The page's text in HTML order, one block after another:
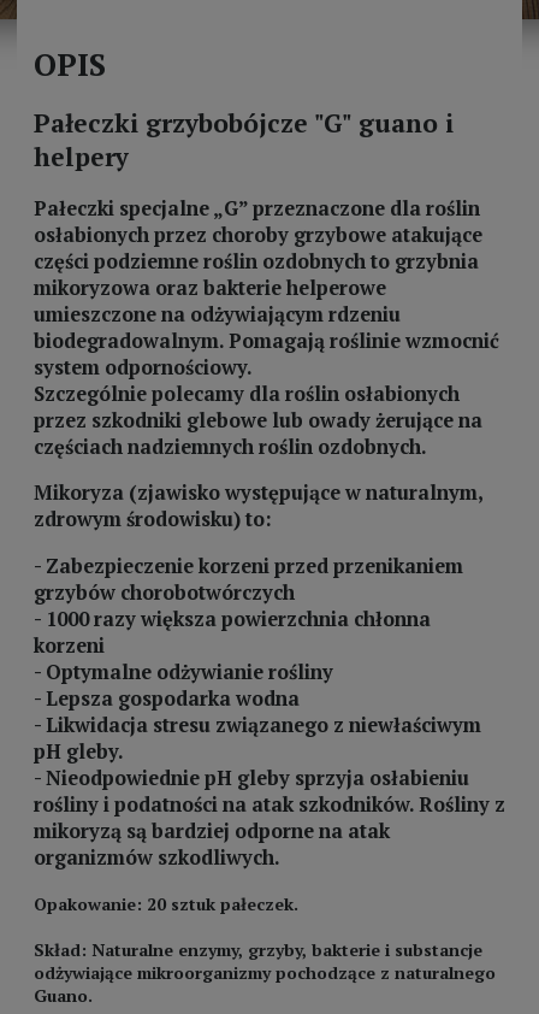
OPIS
Pałeczki grzybobójcze "G" guano i
helpery
Pałeczki specjalne „G” przeznaczone dla roślin
osłabionych przez choroby grzybowe atakujące
części podziemne roślin ozdobnych to grzybnia
mikoryzowa oraz bakterie helperowe
umieszczone na odżywiającym rdzeniu
biodegradowalnym. Pomagają roślinie wzmocnić
system odpornościowy.
Szczególnie polecamy dla roślin osłabionych
przez szkodniki glebowe lub owady żerujące na
częściach nadziemnych roślin ozdobnych.
Mikoryza (zjawisko występujące w naturalnym,
zdrowym środowisku) to:
- Zabezpieczenie korzeni przed przenikaniem
grzybów chorobotwórczych
- 1000 razy większa powierzchnia chłonna
korzeni
- Optymalne odżywianie rośliny
- Lepsza gospodarka wodna
- Likwidacja stresu związanego z niewłaściwym
pH gleby.
- Nieodpowiednie pH gleby sprzyja osłabieniu
rośliny i podatności na atak szkodników. Rośliny z
mikoryzą są bardziej odporne na atak
organizmów szkodliwych.
Opakowanie: 20 sztuk pałeczek.
Skład: Naturalne enzymy, grzyby, bakterie i substancje
odżywiające mikroorganizmy pochodzące z naturalnego
Guano.